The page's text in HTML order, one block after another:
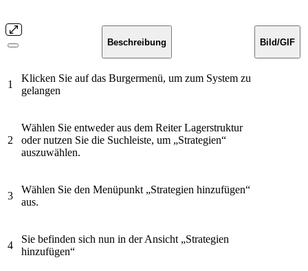
Beschreibung Bild/GIF
1
Klicken Sie auf das Burgermenü, um zum System zu
gelangen
2
Wählen Sie entweder aus dem Reiter Lagerstruktur
oder nutzen Sie die Suchleiste, um „Strategien“
auszuwählen.
3
Wählen Sie den Menüpunkt „Strategien hinzufügen“
aus.
4
Sie befinden sich nun in der Ansicht „Strategien
hinzufügen“